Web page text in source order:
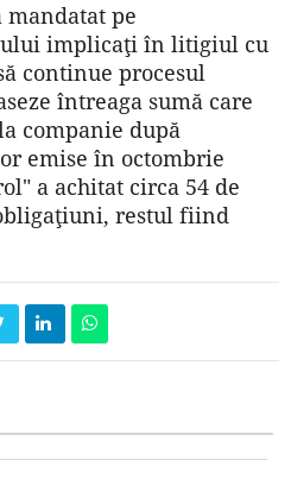
pe
implicaţi în litigiul cu
continue procesul
întreaga sumă care
companie după
emise în octombrie
a achitat circa 54 de
restul fiind